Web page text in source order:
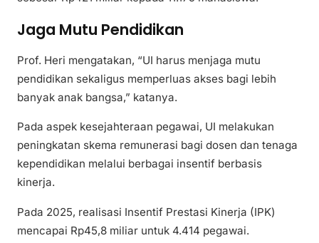
Jaga Mutu Pendidikan
Prof. Heri mengatakan, “UI harus menjaga mutu
pendidikan sekaligus memperluas akses bagi lebih
banyak anak bangsa,” katanya.
Pada aspek kesejahteraan pegawai, UI melakukan
peningkatan skema remunerasi bagi dosen dan tenaga
kependidikan melalui berbagai insentif berbasis
kinerja.
Pada 2025, realisasi Insentif Prestasi Kinerja (IPK)
mencapai Rp45,8 miliar untuk 4.414 pegawai.